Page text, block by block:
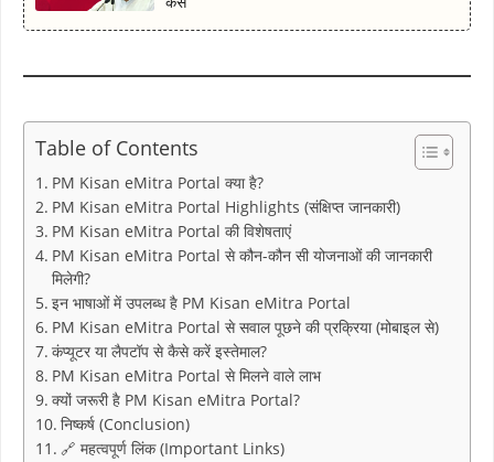
Table of Contents
PM Kisan eMitra Portal क्या है?
PM Kisan eMitra Portal Highlights (संक्षिप्त जानकारी)
PM Kisan eMitra Portal की विशेषताएं
PM Kisan eMitra Portal से कौन-कौन सी योजनाओं की जानकारी
मिलेगी?
इन भाषाओं में उपलब्ध है PM Kisan eMitra Portal
PM Kisan eMitra Portal से सवाल पूछने की प्रक्रिया (मोबाइल से)
कंप्यूटर या लैपटॉप से कैसे करें इस्तेमाल?
PM Kisan eMitra Portal से मिलने वाले लाभ
क्यों जरूरी है PM Kisan eMitra Portal?
निष्कर्ष (Conclusion)
🔗 महत्वपूर्ण लिंक (Important Links)